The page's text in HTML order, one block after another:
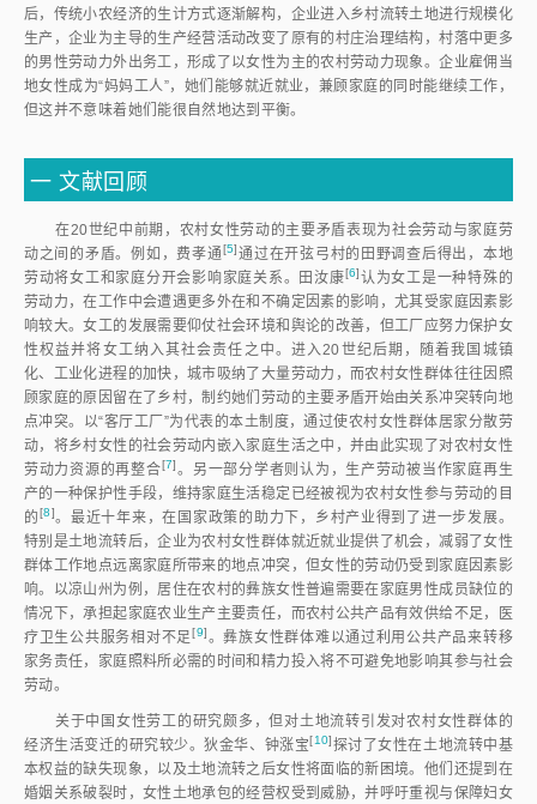
后，传统小农经济的生计方式逐渐解构，企业进入乡村流转土地进行规模化
生产，企业为主导的生产经营活动改变了原有的村庄治理结构，村落中更多
的男性劳动力外出务工，形成了以女性为主的农村劳动力现象。企业雇佣当
地女性成为“妈妈工人”，她们能够就近就业，兼顾家庭的同时能继续工作，
但这并不意味着她们能很自然地达到平衡。
一 文献回顾
在20世纪中前期，农村女性劳动的主要矛盾表现为社会劳动与家庭劳
动之间的矛盾。例如，费孝通[5]通过在开弦弓村的田野调查后得出，本地
劳动将女工和家庭分开会影响家庭关系。田汝康[6]认为女工是一种特殊的
劳动力，在工作中会遭遇更多外在和不确定因素的影响，尤其受家庭因素影
响较大。女工的发展需要仰仗社会环境和舆论的改善，但工厂应努力保护女
性权益并将女工纳入其社会责任之中。进入20世纪后期，随着我国城镇
化、工业化进程的加快，城市吸纳了大量劳动力，而农村女性群体往往因照
顾家庭的原因留在了乡村，制约她们劳动的主要矛盾开始由关系冲突转向地
点冲突。以“客厅工厂”为代表的本土制度，通过使农村女性群体居家分散劳
动，将乡村女性的社会劳动内嵌入家庭生活之中，并由此实现了对农村女性
劳动力资源的再整合[7]。另一部分学者则认为，生产劳动被当作家庭再生
产的一种保护性手段，维持家庭生活稳定已经被视为农村女性参与劳动的目
的[8]。最近十年来，在国家政策的助力下，乡村产业得到了进一步发展。
特别是土地流转后，企业为农村女性群体就近就业提供了机会，减弱了女性
群体工作地点远离家庭所带来的地点冲突，但女性的劳动仍受到家庭因素影
响。以凉山州为例，居住在农村的彝族女性普遍需要在家庭男性成员缺位的
情况下，承担起家庭农业生产主要责任，而农村公共产品有效供给不足，医
疗卫生公共服务相对不足[9]。彝族女性群体难以通过利用公共产品来转移
家务责任，家庭照料所必需的时间和精力投入将不可避免地影响其参与社会
劳动。
关于中国女性劳工的研究颇多，但对土地流转引发对农村女性群体的
经济生活变迁的研究较少。狄金华、钟涨宝[10]探讨了女性在土地流转中基
本权益的缺失现象，以及土地流转之后女性将面临的新困境。他们还提到在
婚姻关系破裂时，女性土地承包的经营权受到威胁，并呼吁重视与保障妇女